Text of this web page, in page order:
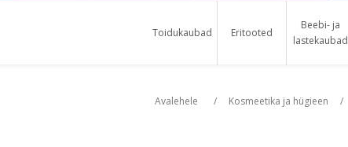
Toidukaubad Eritooted
Beebi- ja
lastekaubad
Avalehele / Kosmeetika ja hügieen /